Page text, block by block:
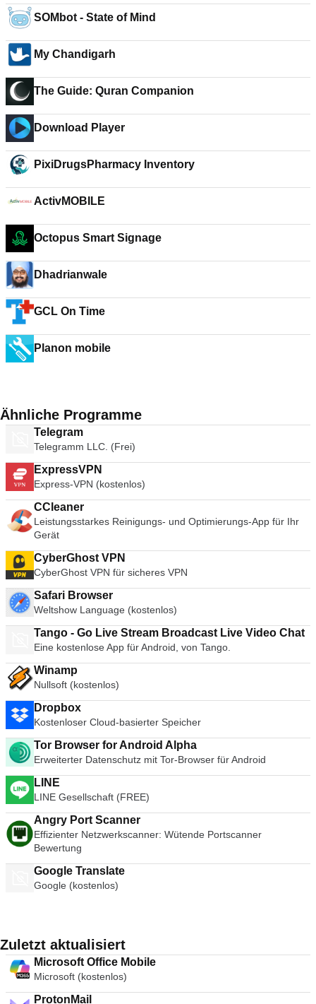
SOMbot - State of Mind
My Chandigarh
The Guide: Quran Companion
Download Player
PixiDrugsPharmacy Inventory
ActivMOBILE
Octopus Smart Signage
Dhadrianwale
GCL On Time
Planon mobile
Ähnliche Programme
Telegram
Telegramm LLC. (Frei)
ExpressVPN
Express-VPN (kostenlos)
CCleaner
Leistungsstarkes Reinigungs- und Optimierungs-App für Ihr
Gerät
CyberGhost VPN
CyberGhost VPN für sicheres VPN
Safari Browser
Weltshow Language (kostenlos)
Tango - Go Live Stream Broadcast Live Video Chat
Eine kostenlose App für Android, von Tango.
Winamp
Nullsoft (kostenlos)
Dropbox
Kostenloser Cloud-basierter Speicher
Tor Browser for Android Alpha
Erweiterter Datenschutz mit Tor-Browser für Android
LINE
LINE Gesellschaft (FREE)
Angry Port Scanner
Effizienter Netzwerkscanner: Wütende Portscanner
Bewertung
Google Translate
Google (kostenlos)
Zuletzt aktualisiert
Microsoft Office Mobile
Microsoft (kostenlos)
ProtonMail